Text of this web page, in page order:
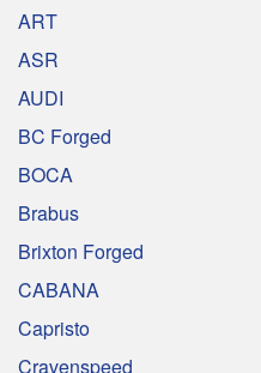
ART
ASR
AUDI
BC Forged
BOCA
Brabus
Brixton Forged
CABANA
Capristo
Cravenspeed